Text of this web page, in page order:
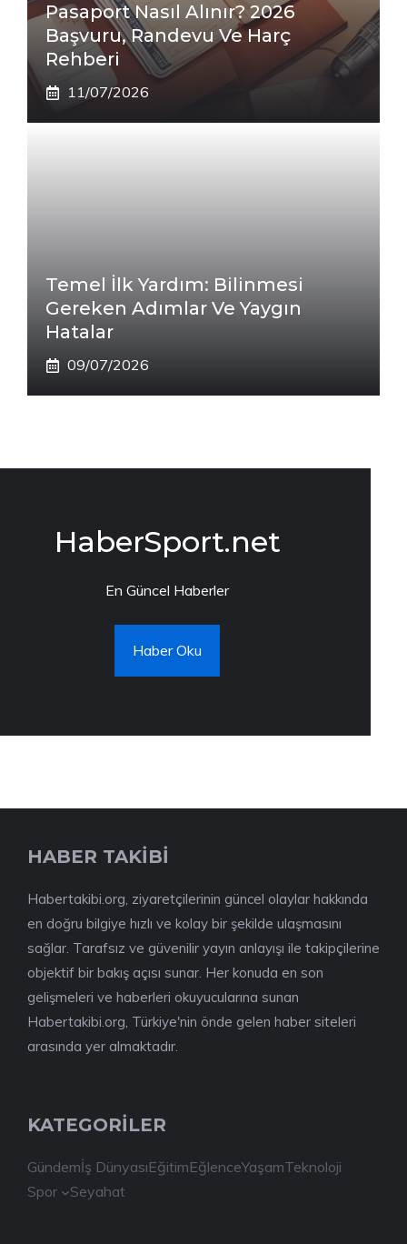
Pasaport Nasıl Alınır? 2026
Başvuru, Randevu Ve Harç
Rehberi
11/07/2026
Temel İlk Yardım: Bilinmesi
Gereken Adımlar Ve Yaygın
Hatalar
09/07/2026
HaberSport.net
En Güncel Haberler
Haber Oku
HABER TAKİBİ
Habertakibi.org, ziyaretçilerinin güncel olaylar hakkında
en doğru bilgiye hızlı ve kolay bir şekilde ulaşmasını
sağlar. Tarafsız ve güvenilir yayın anlayışı ile takipçilerine
objektif bir bakış açısı sunar. Her konuda en son
gelişmeleri ve haberleri okuyucularına sunan
Habertakibi.org, Türkiye'nin önde gelen haber siteleri
arasında yer almaktadır.
KATEGORİLER
Gündemİş DünyasıEğitimEğlenceYaşamTeknoloji
Spor
Seyahat